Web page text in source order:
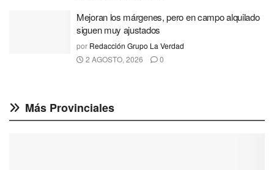
Mejoran los márgenes, pero en campo alquilado
siguen muy ajustados
por Redacción Grupo La Verdad
2 AGOSTO, 2026
0
Más Provinciales